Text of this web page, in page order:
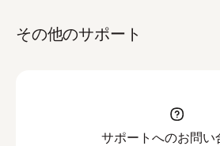
その他のサポート
サポートへのお問い